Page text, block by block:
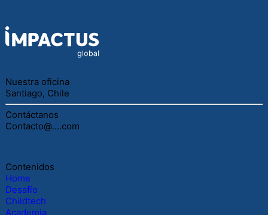
Nuestra oficina
Santiago, Chile
Contáctanos
Contacto@....com
Contenidos
Home
Desafío
Childtech
Academia